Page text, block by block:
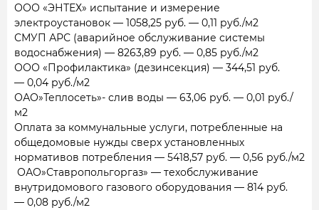
ООО «ЭНТЕХ» испытание и измерение
электроустановок — 1058,25 руб. — 0,11 руб./м2
СМУП АРС (аварийное обслуживание системы
водоснабжения) — 8263,89 руб. — 0,85 руб./м2
ООО «Профилактика» (дезинсекция) — 344,51 руб.
— 0,04 руб./м2
ОАО»Теплосеть»- слив воды — 63,06 руб. — 0,01 руб./
м2
Оплата за коммунальные услуги, потребленные на
общедомовые нужды сверх установленных
нормативов потребления — 5418,57 руб. — 0,56 руб./м2
ОАО»Ставропольгоргаз» — техобслуживание
внутридомового газового оборудования — 814 руб.
— 0,08 руб./м2